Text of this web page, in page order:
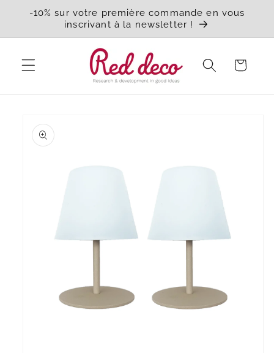
passer
contenu
-10% sur votre première commande en vous
inscrivant à la newsletter !
Panier
informations
produits